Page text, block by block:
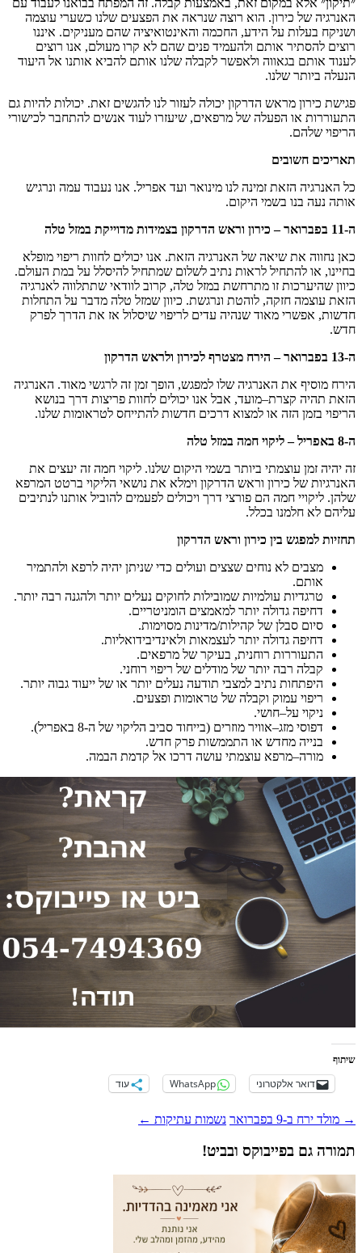
זאת,באמצעות קבלה .זה המפתח בבואנו לעבוד עם
.הוא רוצה שנראה את הפצעים שלנו כשערי עוצמה
הידע ,החכמה והאינטואיציה שהם מעניקים. איננו
ולהעמיד פנים שהם לא קרו מעולם, אנו רוצים
ולאפשר לקבלה שלנו אותם להביא אותנו אל היעוד
.
הדרקון יכולה לעזור לנו להגשים זאת .יכולות להיות גם
של מרפאים,שיעזרו לעוד אנשים להתחבר לכישורי
זמינה לנו מינואר ועד אפריל.אנו נעבוד עמה ונרגיש
היקום
–כירון וראש הדרקון בצמידות מדוייקת במזל טלה
של האנרגיה הזאת. אנו יכולים לחוות ריפוי מופלא
לראות נתיב לשלום שמתחיל להיסלל על במת העולם.
זו מתרחשת במזל טלה,קרוב לוודאי שתתלווה לאנרגיה
,לוהטת ונרגשת. כיוון שמזל טלה מדבר על התחלות
מאוד שנהיה עדים לריפוי שיסלול אז את הדרך לפרק
–הירח מצטרף לכירון ולראש הדרקון
האנרגיה שלו למפגש,הופך זמן זה לרגשי מאוד. האנרגיה
–מועד,אבל אנו יכולים לחוות פריצות דרך בנושא
או למצוא דרכים חדשות להתייחס לטראומות שלנו .
ליקוי חמה במזל טלה
ביותר בשמי היקום שלנו.ליקוי חמה זה יעצים את
וראש הדרקון וימלא את נושאי הליקוי ברטט המרפא
הם פורצי דרך ויכולים לפעמים להוביל אותנו לנתיבים
בכלל.
בין כירון וראש הדרקון
נוחים שצצים ועולים כדי שניתן יהיה לרפא ולהתמיר
עולמיות שמובילות לחוקים נעלים יותר ולהגנה רבה יותר.
יותר למאמצים הומניטריים.
של קהילות/מדינות מסוימות.
יותר לעצמאות ולאינדיבידואליות.
רוחנית,בעיקר של מרפאים.
יותר של מודלים של ריפוי רוחני.
נתיב למצבי תודעה נעלים יותר או של ייעוד גבוה יותר.
וקבלה של טראומות ופצעים.
חושי.
אוויר מוזרים(בייחוד סביב הליקוי של ה-8 באפריל ).
או התממשות פרק חדש.
עוצמתי עושה דרכו אל קדמת הבמה .
WhatsApp עוד
נשמות עתיקות ←
ובביט!